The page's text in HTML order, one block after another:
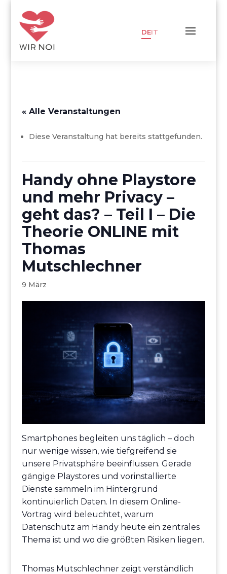
DEIT
« Alle Veranstaltungen
Diese Veranstaltung hat bereits stattgefunden.
Handy ohne Playstore
und mehr Privacy –
geht das? – Teil I – Die
Theorie ONLINE mit
Thomas
Mutschlechner
9 März
Smartphones begleiten uns täglich – doch
nur wenige wissen, wie tiefgreifend sie
unsere Privatsphäre beeinflussen. Gerade
gängige Playstores und vorinstallierte
Dienste sammeln im Hintergrund
kontinuierlich Daten. In diesem Online-
Vortrag wird beleuchtet, warum
Datenschutz am Handy heute ein zentrales
Thema ist und wo die größten Risiken liegen.
Thomas Mutschlechner zeigt verständlich